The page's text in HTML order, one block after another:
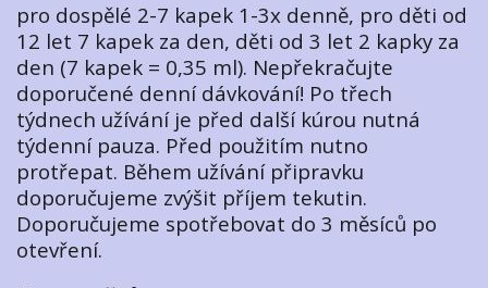
pro dospělé 2-7 kapek 1-3x denně, pro děti od
12 let 7 kapek za den, děti od 3 let 2 kapky za
den (7 kapek = 0,35 ml). Nepřekračujte
doporučené denní dávkování! Po třech
týdnech užívání je před další kúrou nutná
týdenní pauza. Před použitím nutno
protřepat. Během užívání připravku
doporučujeme zvýšit příjem tekutin.
Doporučujeme spotřebovat do 3 měsíců po
otevření.